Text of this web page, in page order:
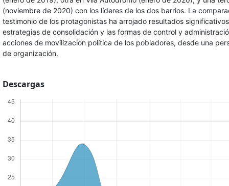
(noviembre de 2020) con los líderes de los dos barrios. La
testimonio de los protagonistas ha arrojado resultados
estrategias de consolidación y las formas de control y
acciones de movilización política de los pobladores, desde una
de organización.
Descargas